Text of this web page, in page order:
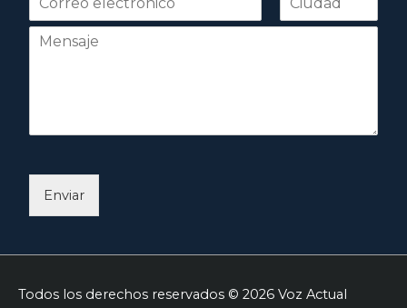
r
Enviar
Todos los derechos reservados © 2026 Voz Actual